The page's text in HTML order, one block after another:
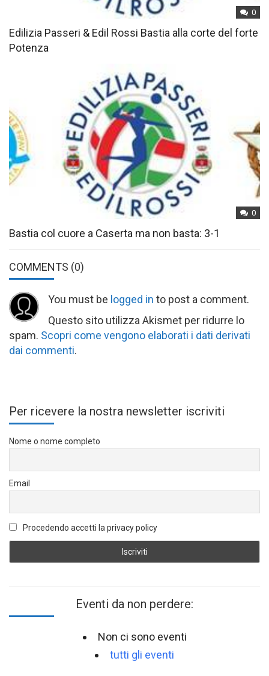
0
Edilizia Passeri & Edil Rossi Bastia alla corte del forte
Potenza
0
Bastia col cuore a Caserta ma non basta: 3-1
COMMENTS (0)
You must be logged in to post a comment.
Questo sito utilizza Akismet per ridurre lo
spam. Scopri come vengono elaborati i dati derivati
dai commenti.
Per ricevere la nostra newsletter iscriviti
Nome o nome completo
Email
Procedendo accetti la privacy policy
Eventi da non perdere:
Non ci sono eventi
tutti gli eventi